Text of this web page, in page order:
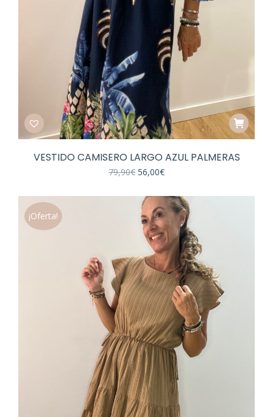
VESTIDO CAMISERO LARGO AZUL PALMERAS
79,90€ El
original
era:
79,90€.
56,00€El
actual
es:
56,00€.
¡Oferta!